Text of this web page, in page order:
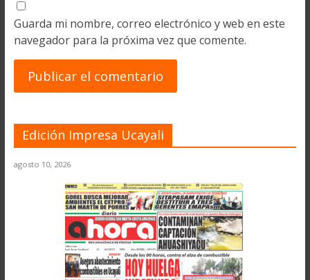
Guarda mi nombre, correo electrónico y web en este
navegador para la próxima vez que comente.
Edición Impresa Ucayali
agosto 10, 2026